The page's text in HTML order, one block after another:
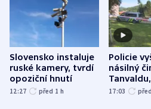
Slovensko instaluje
ruské kamery, tvrdí
opoziční hnutí
12:27 před 1 h
Policie
násilný
zranění
17:03